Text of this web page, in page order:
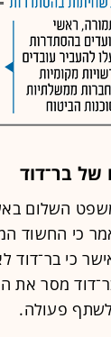
בר־דוד
משפט השלום
כי החשוד
כי
מסר את
פעולה.